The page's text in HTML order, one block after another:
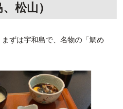
松山）
ずは宇和島で、名物の「鯛め